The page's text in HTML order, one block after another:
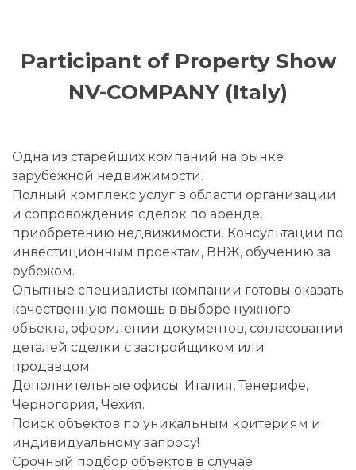
Participant of Property Show
NV-COMPANY (Italy)
Одна из старейших компаний на рынке
зарубежной недвижимости.
Полный комплекс услуг в области организации
и сопровождения сделок по аренде,
приобретению недвижимости. Консультации по
инвестиционным проектам, ВНЖ, обучению за
рубежом.
Опытные специалисты компании готовы оказать
качественную помощь в выборе нужного
объекта, оформлении документов, согласовании
деталей сделки с застройщиком или
продавцом.
Дополнительные офисы: Италия, Тенерифе,
Черногория, Чехия.
Поиск объектов по уникальным критериям и
индивидуальному запросу!
Срочный подбор объектов в случае